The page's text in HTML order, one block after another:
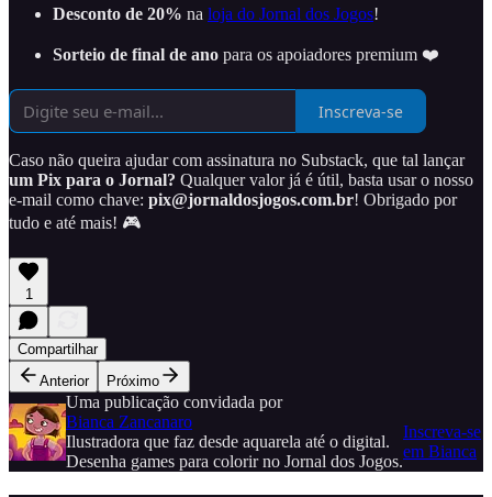
Desconto de 20% na loja do Jornal dos Jogos!
Sorteio de final de ano para os apoiadores premium ❤️
Inscreva-se
Caso não queira ajudar com assinatura no Substack, que tal lançar
um Pix para o Jornal? Qualquer valor já é útil, basta usar o nosso
e-mail como chave: pix@jornaldosjogos.com.br! Obrigado por
tudo e até mais! 🎮
1
Compartilhar
Anterior
Próximo
Uma publicação convidada por
Bianca Zancanaro
Ilustradora que faz desde aquarela até o digital.
Desenha games para colorir no Jornal dos Jogos.
Inscreva-se
em Bianca